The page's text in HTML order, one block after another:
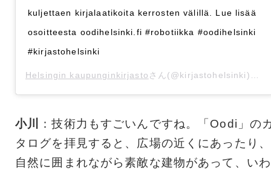
kuljettaen kirjalaatikoita kerrosten välillä. Lue lisää
osoitteesta oodihelsinki.fi #robotiikka #oodihelsinki
#kirjastohelsinki
Helsingin kaupunginkirjasto さん(@kirjastohelsinki)がシェアした投稿 -
小川
：技術力もすごいんですね。「Oodi」の
タログを拝見すると、広場の近くにあったり、
自然に囲まれながら素敵な建物があって、いわ